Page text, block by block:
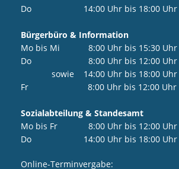
Do 14:00 Uhr bis 18:00 Uhr
Bürgerbüro & Information
Mo bis Mi 8:00 Uhr bis 15:30 Uhr
Do 8:00 Uhr bis 12:00 Uhr
sowie 14:00 Uhr bis 18:00 Uhr
Fr 8:00 Uhr bis 12:00 Uhr
Sozialabteilung & Standesamt
Mo bis Fr 8:00 Uhr bis 12:00 Uhr
Do 14:00 Uhr bis 18:00 Uhr
Online-Terminvergabe: